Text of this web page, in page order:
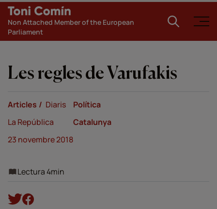
Non Attached Member of the European
Parliament
Les regles de Varufakis
Articles
Diaris
La República
23 novembre 2018
Política
Catalunya
Lectura 4min